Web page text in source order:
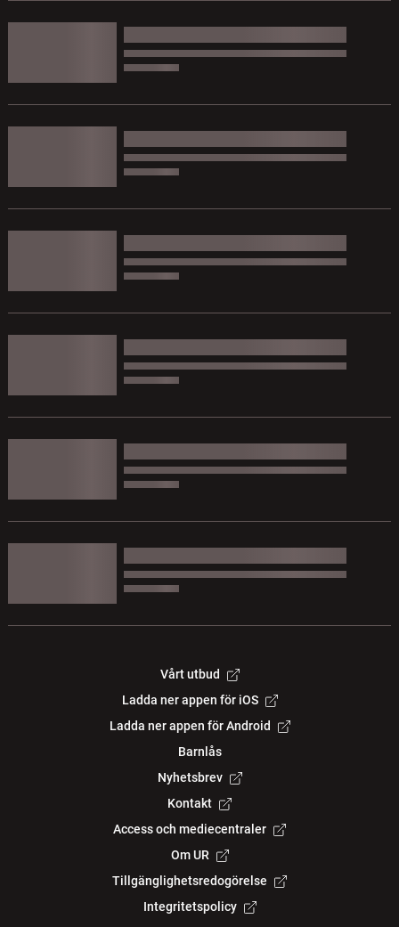
Vårt utbud
Ladda ner appen för iOS
Ladda ner appen för Android
Barnlås
Nyhetsbrev
Kontakt
Access och mediecentraler
Om UR
Tillgänglighetsredogörelse
Integritetspolicy